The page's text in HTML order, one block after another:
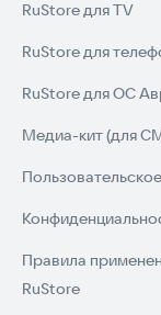
RuStore для TV
RuStore для
RuStore для ОС
Медиа-кит (для
Правила
RuStore